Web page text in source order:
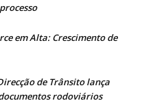
em Alta: Crescimento de
de Trânsito lança
rodoviários